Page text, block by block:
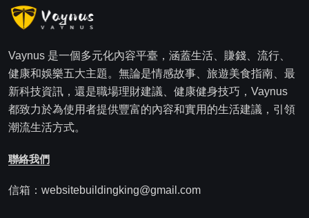
Vaynus 是一個多元化內容平臺，涵蓋生活、賺錢、流行、
健康和娛樂五大主題。無論是情感故事、旅遊美食指南、最
新科技資訊，還是職場理財建議、健康健身技巧，Vaynus
都致力於為使用者提供豐富的內容和實用的生活建議，引領
潮流生活方式。
聯絡我們
信箱：websitebuildingking@gmail.com